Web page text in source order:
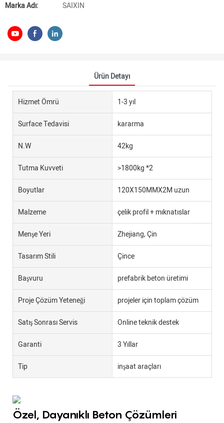
Marka Adı:
SAIXIN
Ürün Detayı
Hizmet Ömrü 1-3 yıl
Surface Tedavisi kararma
N.W 42kg
Tutma Kuvveti >1800kg *2
Boyutlar 120X150MMX2M uzun
Malzeme çelik profil + mıknatıslar
Menşe Yeri Zhejiang, Çin
Tasarım Stili Çince
Başvuru prefabrik beton üretimi
Proje Çözüm Yeteneği projeler için toplam çözüm
Satış Sonrası Servis Online teknik destek
Garanti 3 Yıllar
Tip inşaat araçları
Özel, Dayanıklı Beton Çözümleri